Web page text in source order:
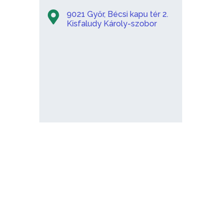
9021 Győr, Bécsi kapu tér 2.
Kisfaludy Károly-szobor